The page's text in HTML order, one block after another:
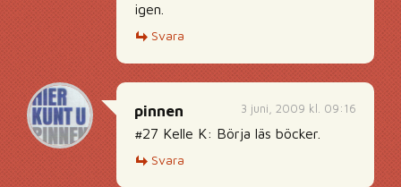
igen.
Svara
3 juni, 2009 kl. 09:16
pinnen
#27 Kelle K: Börja läs böcker.
Svara